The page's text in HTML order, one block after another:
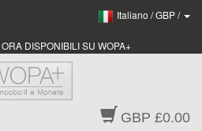
Italiano /GBP/
DISPONIBILI SU WOPA+
GBP £0.00